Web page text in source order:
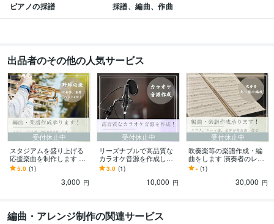
ピアノの採譜 採譜、編曲、作曲
出品者のその他の人気サービス
受付休止中
スタジアムを盛り上げる
応援楽曲を制作します 応
援を熱くする！プロによ
る吹奏楽の野球応援楽曲
5.0 (1)
3,000 円
受付休止中
リーズナブルで高品質な
カラオケ音源を作成しま
す アーティストや仲介業
者への実績あり！音感持
3.0 (1)
10,000 円
受付休止中
吹奏楽等の楽譜作成・編
曲をします 演奏者のレベ
ルに合わせた美しいアレ
ンジに
- (1)
30,000 円
編曲・アレンジ制作の関連サービス